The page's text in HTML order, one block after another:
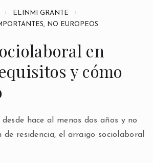
ELINMI GRANTE
, NO EUROPEOS
en
y cómo
hace al menos dos años y no
de residencia, el arraigo sociolaboral